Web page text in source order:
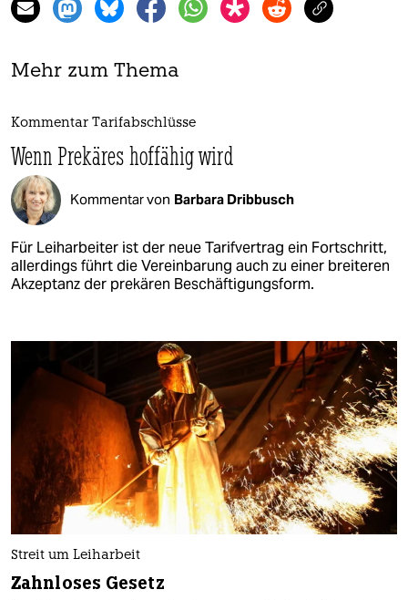
Mehr zum Thema
Kommentar Tarifabschlüsse
Wenn Prekäres hoffähig wird
Kommentar von Barbara Dribbusch
Für Leiharbeiter ist der neue Tarifvertrag ein Fortschritt,
allerdings führt die Vereinbarung auch zu einer breiteren
Akzeptanz der prekären Beschäftigungsform.
Streit um Leiharbeit
Zahnloses Gesetz